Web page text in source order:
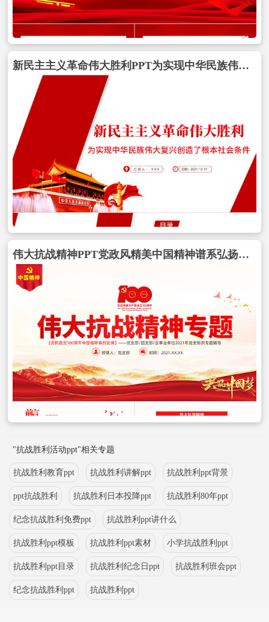
新民主主义革命伟大胜利PPT为实现中华民族伟大复兴创造了根本社会条件学党史专题党课PPT包含
伟大抗战精神PPT党政风精美中国精神谱系弘扬抗战精神克服艰难险阻为实现中华民族伟大复兴而奋斗专题辅导党课包含
"抗战胜利活动ppt"相关专题
抗战胜利教育ppt 抗战胜利讲解ppt 抗战胜利ppt背景
ppt抗战胜利 抗战胜利日本投降ppt 抗战胜利80年ppt
纪念抗战胜利免费ppt 抗战胜利ppt讲什么
抗战胜利ppt模板 抗战胜利ppt素材 小学抗战胜利ppt
抗战胜利ppt目录 抗战胜利纪念日ppt 抗战胜利班会ppt
纪念抗战胜利ppt 抗战胜利ppt